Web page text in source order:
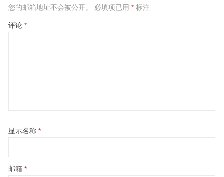
您的邮箱地址不会被公开。 必填项已用 *标注
评论 *
显示名称 *
邮箱 *